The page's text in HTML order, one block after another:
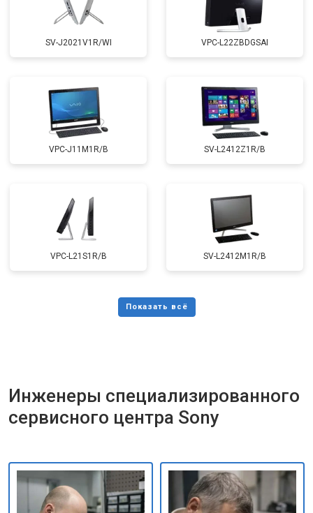
SV-J2021V1R/WI VPC-L22ZBDGSAI
VPC-J11M1R/B SV-L2412Z1R/B
VPC-L21S1R/B SV-L2412M1R/B
Инженеры специализированного
сервисного центра Sony